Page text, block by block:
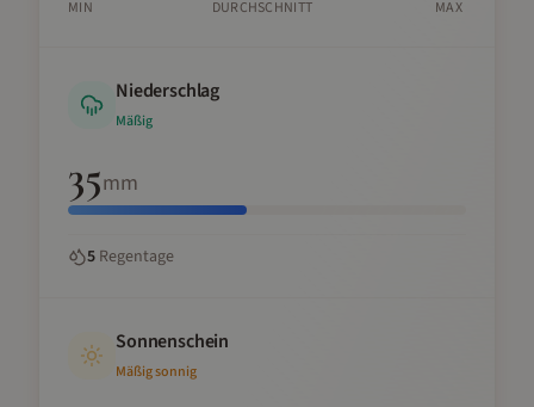
MIN DURCHSCHNITT MAX
Niederschlag
Mäßig
35mm
5 Regentage
Sonnenschein
Mäßig sonnig